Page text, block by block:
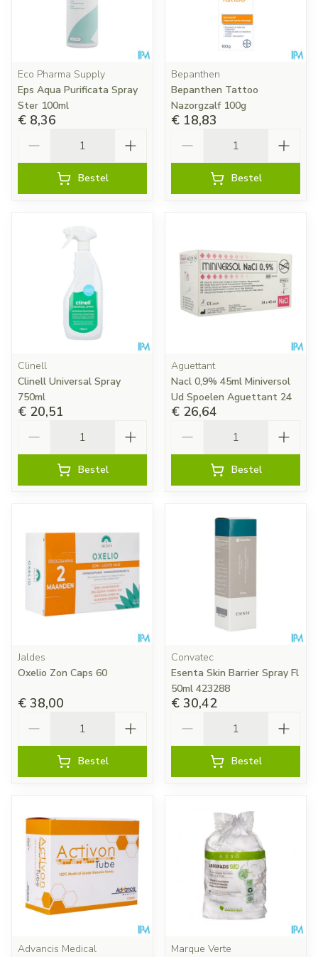
Eco Pharma Supply
Eps Aqua Purificata Spray
Ster 100ml
€ 8,36
Bestel
Bepanthen
Bepanthen Tattoo
Nazorgzalf 100g
€ 18,83
Bestel
Clinell
Clinell Universal Spray
750ml
€ 20,51
Bestel
Aguettant
Nacl 0,9% 45ml Miniversol
Ud Spoelen Aguettant 24
€ 26,64
Bestel
Jaldes
Oxelio Zon Caps 60
€ 38,00
Bestel
Convatec
Esenta Skin Barrier Spray Fl
50ml 423288
€ 30,42
Bestel
Advancis Medical
Marque Verte